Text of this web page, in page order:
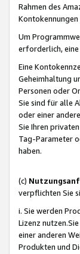
Rahmen des
Um
erforderlich,
Eine
Geheimhaltung
Personen oder
Sie sind für alle
oder einer
Sie Ihren
Tag-Parameter
haben.
(c)
verpflichten Sie
i. Sie werden
Lizenz
einer anderen
Produkten und